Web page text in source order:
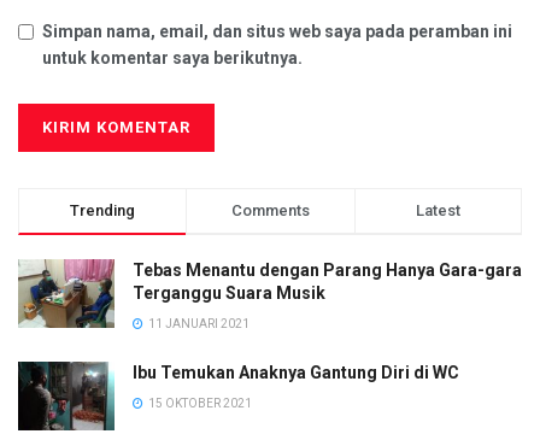
Simpan nama, email, dan situs web saya pada peramban ini
untuk komentar saya berikutnya.
Trending Comments Latest
Tebas Menantu dengan Parang Hanya Gara-gara
Terganggu Suara Musik
11 JANUARI 2021
Ibu Temukan Anaknya Gantung Diri di WC
15 OKTOBER 2021